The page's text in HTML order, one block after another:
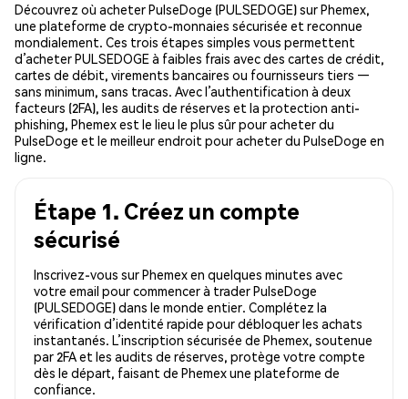
Découvrez où acheter PulseDoge (PULSEDOGE) sur Phemex,
une plateforme de crypto-monnaies sécurisée et reconnue
mondialement. Ces trois étapes simples vous permettent
d’acheter PULSEDOGE à faibles frais avec des cartes de crédit,
cartes de débit, virements bancaires ou fournisseurs tiers —
sans minimum, sans tracas. Avec l’authentification à deux
facteurs (2FA), les audits de réserves et la protection anti-
phishing, Phemex est le lieu le plus sûr pour acheter du
PulseDoge et le meilleur endroit pour acheter du PulseDoge en
ligne.
Étape 1. Créez un compte
sécurisé
Inscrivez-vous sur Phemex en quelques minutes avec
votre email pour commencer à trader PulseDoge
(PULSEDOGE) dans le monde entier. Complétez la
vérification d’identité rapide pour débloquer les achats
instantanés. L’inscription sécurisée de Phemex, soutenue
par 2FA et les audits de réserves, protège votre compte
dès le départ, faisant de Phemex une plateforme de
confiance.